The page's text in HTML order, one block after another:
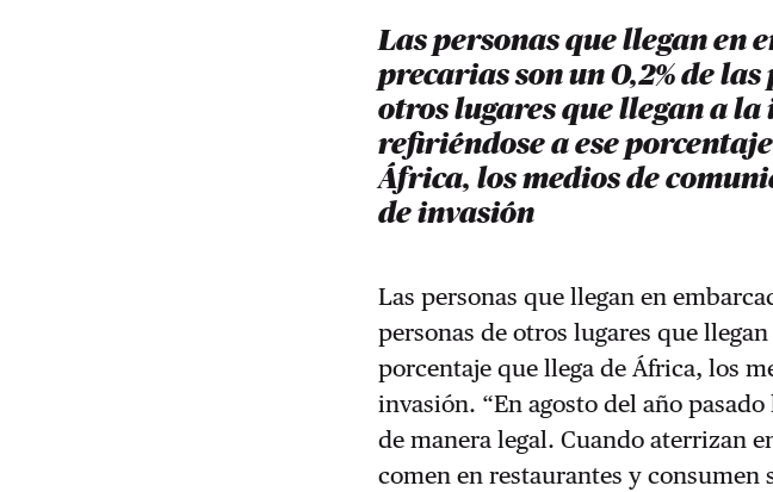
Las personas que llegan en
precarias son un 0,2% de las
otros lugares que llegan a la
refiriéndose a ese
África, los medios de
de invasión
Las personas que llegan en
personas de otros lugares que
porcentaje que llega de África, los
invasión. “En agosto del año
de manera legal. Cuando aterrizan
comen en restaurantes y consumen